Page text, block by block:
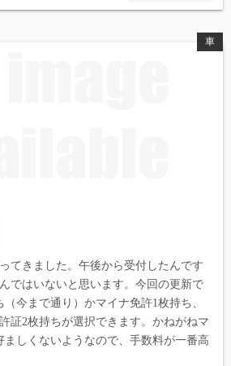
車
てきました。午後から受付したんです
ではいないと思います。今回の更新で
今まで通り）かマイナ免許1枚持ち、
証2枚持ちが選択できます。かねがねマ
ましくないようなので、手数料が一番高